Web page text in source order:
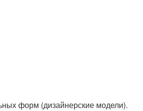
форм (дизайнерские модели).